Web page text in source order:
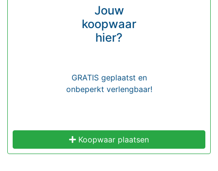
Jouw
koopwaar
hier?
GRATIS geplaatst en
onbeperkt verlengbaar!
Koopwaar plaatsen